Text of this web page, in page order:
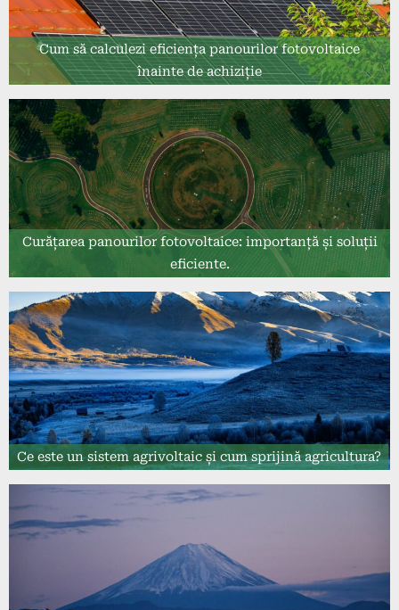
Cum să calculezi eficiența panourilor fotovoltaice
înainte de achiziție
Curățarea panourilor fotovoltaice: importanță și soluții
eficiente.
Ce este un sistem agrivoltaic și cum sprijină agricultura?